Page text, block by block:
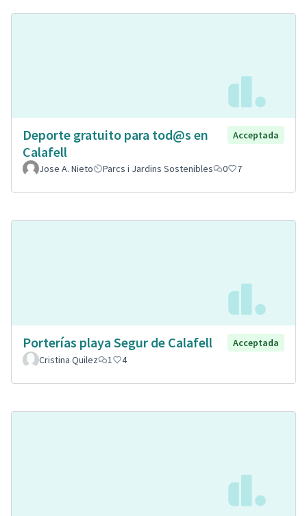
Deporte gratuito para tod@s en
Calafell
Acceptada
Jose A. Nieto Parcs i Jardins Sostenibles 0 7
Porterías playa Segur de Calafell
Acceptada
Cristina Quilez
1 4